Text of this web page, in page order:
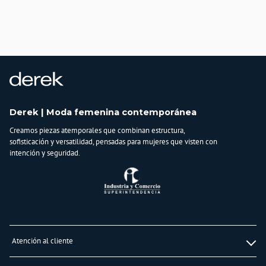
Lavar en maquina, no usar blanqueadores,lavar y secar con colores similares y
Composición:
1% ELASTANO
Derek | Moda femenina contemporánea
Creamos piezas atemporales que combinan estructura,
sofisticación y versatilidad, pensadas para mujeres que visten con
intención y seguridad.
Atención al cliente